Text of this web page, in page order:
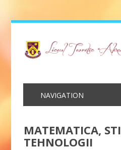
MATEMATICA,
TEHNOLOGII